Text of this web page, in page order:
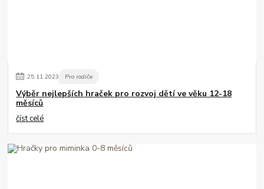
25.11.2023 Pro rodiče
Výběr nejlepších hraček pro rozvoj dětí ve věku 12-18
měsíců
číst celé